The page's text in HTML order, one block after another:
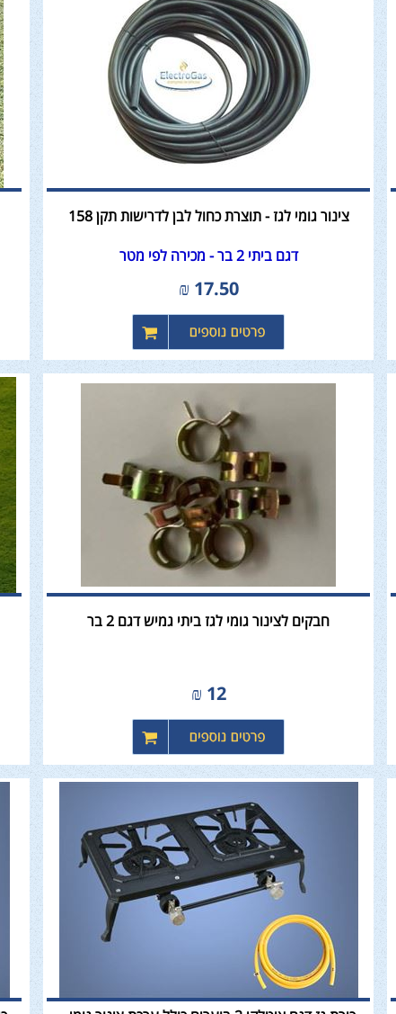
צינור גומי לגז - תוצרת כחול לבן לדרישות תקן 158
דגם ביתי 2 בר - מכירה לפי מטר
17.50
₪
חבקים לצינור גומי לגז ביתי גמיש דגם 2 בר
12
₪